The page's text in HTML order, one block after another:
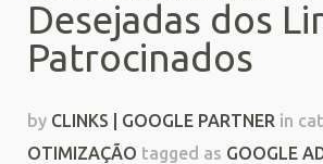
Desejadas dos
Patrocinados
by CLINKS | GOOGLE PARTNER in
OTIMIZAÇÃO tagged as GOOGLE